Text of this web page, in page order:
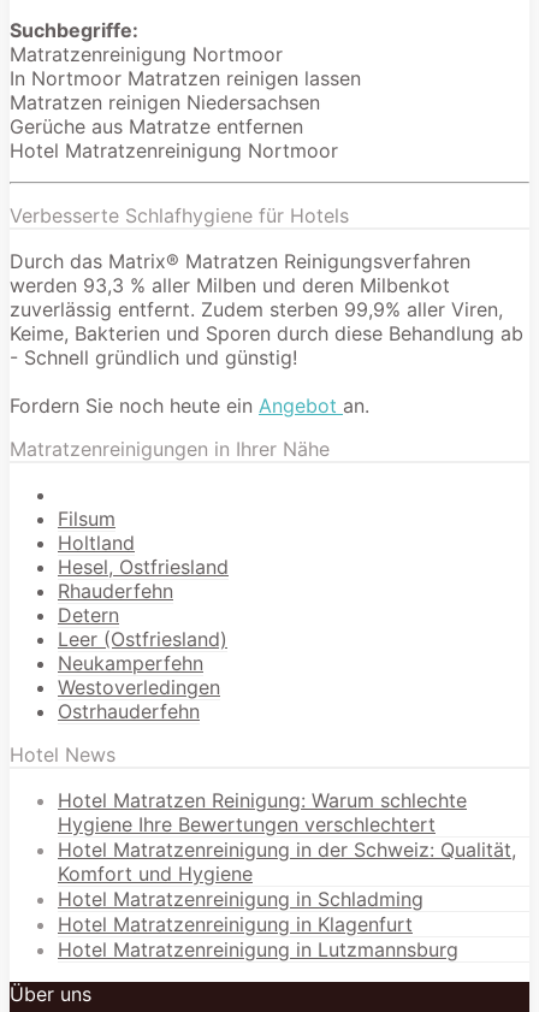
Suchbegriffe:
Matratzenreinigung Nortmoor
In Nortmoor Matratzen reinigen lassen
Matratzen reinigen Niedersachsen
Gerüche aus Matratze entfernen
Hotel Matratzenreinigung Nortmoor
Verbesserte Schlafhygiene für Hotels
Durch das Matrix® Matratzen Reinigungsverfahren
werden 93,3 % aller Milben und deren Milbenkot
zuverlässig entfernt. Zudem sterben 99,9% aller Viren,
Keime, Bakterien und Sporen durch diese Behandlung ab
- Schnell gründlich und günstig!
Fordern Sie noch heute ein Angebot an.
Matratzenreinigungen in Ihrer Nähe
Filsum
Holtland
Hesel, Ostfriesland
Rhauderfehn
Detern
Leer (Ostfriesland)
Neukamperfehn
Westoverledingen
Ostrhauderfehn
Hotel News
Hotel Matratzen Reinigung: Warum schlechte
Hygiene Ihre Bewertungen verschlechtert
Hotel Matratzenreinigung in der Schweiz: Qualität,
Komfort und Hygiene
Hotel Matratzenreinigung in Schladming
Hotel Matratzenreinigung in Klagenfurt
Hotel Matratzenreinigung in Lutzmannsburg
Über uns